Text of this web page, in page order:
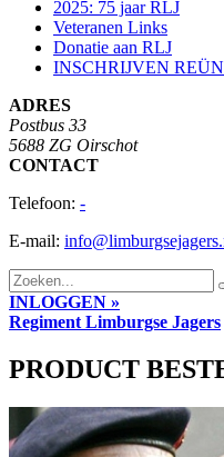
2025: 75 jaar RLJ
Veteranen Links
Donatie aan RLJ
INSCHRIJVEN
ADRES
Postbus 33
5688 ZG Oirschot
CONTACT
Telefoon: -
E-mail:
INLOGGEN »
Regiment Limburgse Jagers
PRODUCT